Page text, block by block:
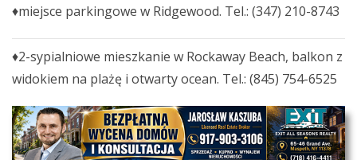
♦miejsce parkingowe w Ridgewood. Tel.: (347) 210-8743
♦2-sypialniowe mieszkanie w Rockaway Beach, balkon z
widokiem na plażę i otwarty ocean. Tel.: (845) 754-6525